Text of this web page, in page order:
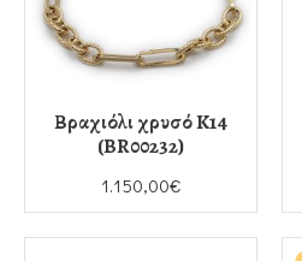
Βραχιόλι χρυσό K14
(BR00232)
1.150,00€